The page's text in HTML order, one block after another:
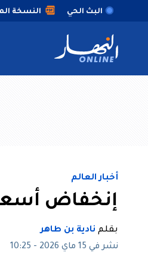
البث الحي النسخة
أخبار العالم
إنخفاض
بقلم نادية بن طاهر
نشر في 15 ماي 2026 - 10:25